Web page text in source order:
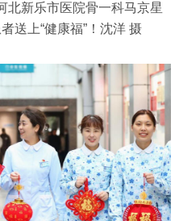
北新乐市医院骨一科马京星
送上“健康福”！沈洋 摄